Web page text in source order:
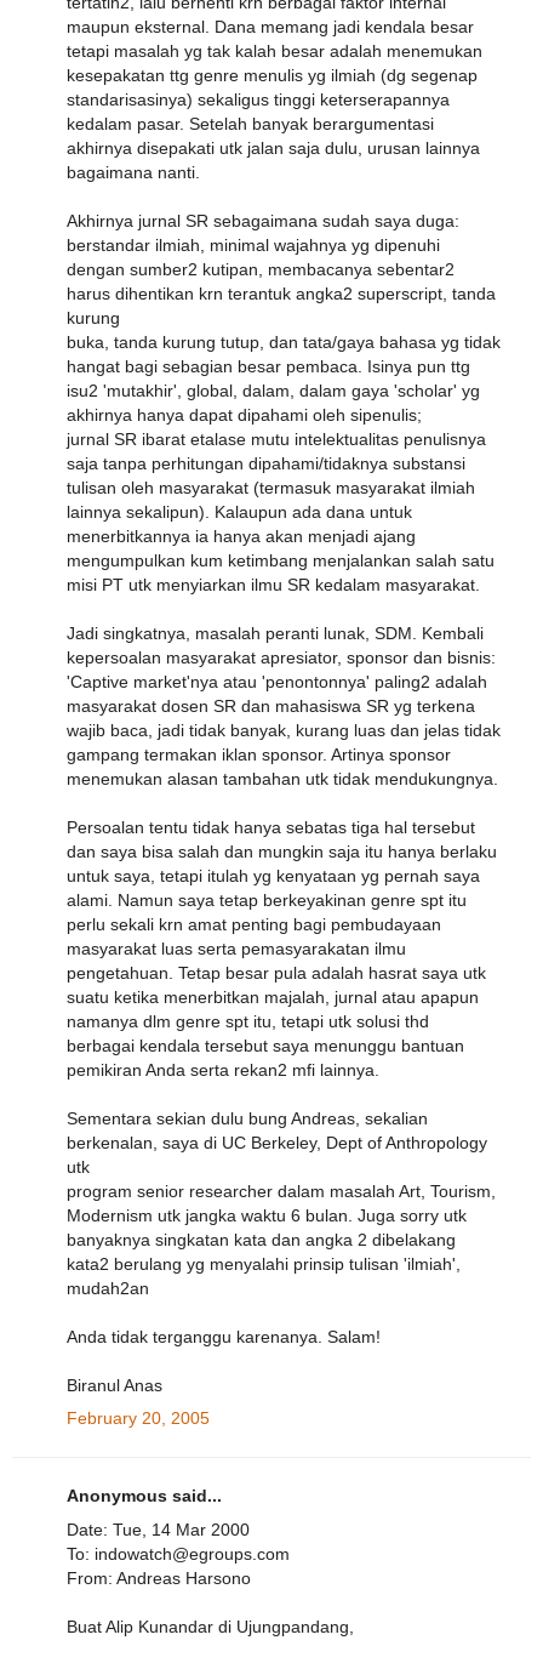
maupun eksternal. Dana memang jadi kendala besar
tetapi masalah yg tak kalah besar adalah menemukan
kesepakatan ttg genre menulis yg ilmiah (dg segenap
standarisasinya) sekaligus tinggi keterserapannya
kedalam pasar. Setelah banyak berargumentasi
akhirnya disepakati utk jalan saja dulu, urusan lainnya
bagaimana nanti.
Akhirnya jurnal SR sebagaimana sudah saya duga:
berstandar ilmiah, minimal wajahnya yg dipenuhi
dengan sumber2 kutipan, membacanya sebentar2
harus dihentikan krn terantuk angka2 superscript, tanda
kurung
buka, tanda kurung tutup, dan tata/gaya bahasa yg tidak
hangat bagi sebagian besar pembaca. Isinya pun ttg
isu2 'mutakhir', global, dalam, dalam gaya 'scholar' yg
akhirnya hanya dapat dipahami oleh sipenulis;
jurnal SR ibarat etalase mutu intelektualitas penulisnya
saja tanpa perhitungan dipahami/tidaknya substansi
tulisan oleh masyarakat (termasuk masyarakat ilmiah
lainnya sekalipun). Kalaupun ada dana untuk
menerbitkannya ia hanya akan menjadi ajang
mengumpulkan kum ketimbang menjalankan salah satu
misi PT utk menyiarkan ilmu SR kedalam masyarakat.
Jadi singkatnya, masalah peranti lunak, SDM. Kembali
kepersoalan masyarakat apresiator, sponsor dan bisnis:
'Captive market'nya atau 'penontonnya' paling2 adalah
masyarakat dosen SR dan mahasiswa SR yg terkena
wajib baca, jadi tidak banyak, kurang luas dan jelas tidak
gampang termakan iklan sponsor. Artinya sponsor
menemukan alasan tambahan utk tidak mendukungnya.
Persoalan tentu tidak hanya sebatas tiga hal tersebut
dan saya bisa salah dan mungkin saja itu hanya berlaku
untuk saya, tetapi itulah yg kenyataan yg pernah saya
alami. Namun saya tetap berkeyakinan genre spt itu
perlu sekali krn amat penting bagi pembudayaan
masyarakat luas serta pemasyarakatan ilmu
pengetahuan. Tetap besar pula adalah hasrat saya utk
suatu ketika menerbitkan majalah, jurnal atau apapun
namanya dlm genre spt itu, tetapi utk solusi thd
berbagai kendala tersebut saya menunggu bantuan
pemikiran Anda serta rekan2 mfi lainnya.
Sementara sekian dulu bung Andreas, sekalian
berkenalan, saya di UC Berkeley, Dept of Anthropology
utk
program senior researcher dalam masalah Art, Tourism,
Modernism utk jangka waktu 6 bulan. Juga sorry utk
banyaknya singkatan kata dan angka 2 dibelakang
kata2 berulang yg menyalahi prinsip tulisan 'ilmiah',
mudah2an
Anda tidak terganggu karenanya. Salam!
Biranul Anas
February 20, 2005
Anonymous said...
Date: Tue, 14 Mar 2000
To: indowatch@egroups.com
From: Andreas Harsono
Buat Alip Kunandar di Ujungpandang,